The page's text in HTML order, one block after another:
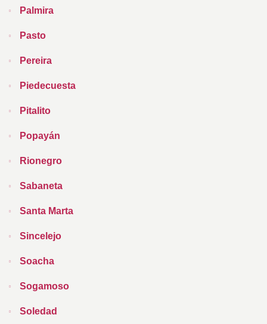
Palmira
Pasto
Pereira
Piedecuesta
Pitalito
Popayán
Rionegro
Sabaneta
Santa Marta
Sincelejo
Soacha
Sogamoso
Soledad